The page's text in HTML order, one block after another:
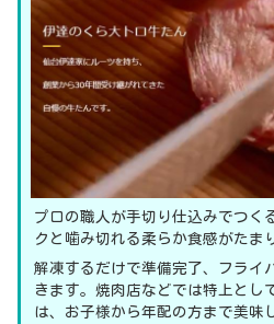
プロの職人が手切り仕込みでつく
クと噛み切れる柔らか食感がたま
解凍するだけで準備完了、フライ
きます。焼肉店などでは特上とし
は、お子様から年配の方まで美味